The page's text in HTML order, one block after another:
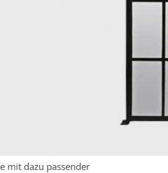
mit dazu passender